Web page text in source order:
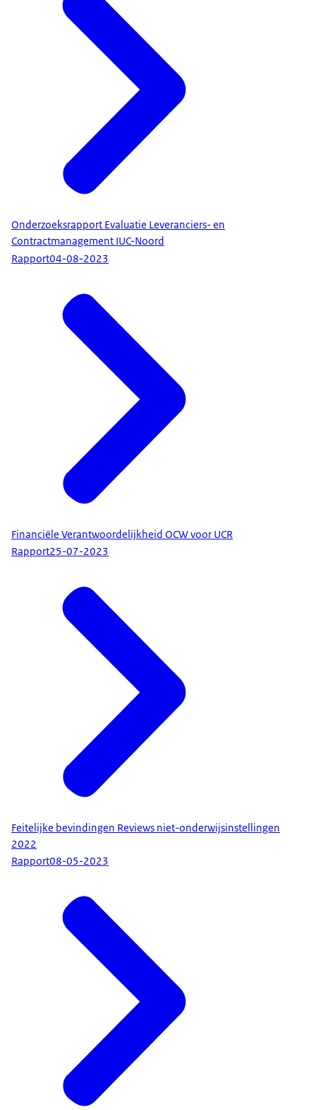
Onderzoeksrapport Evaluatie Leveranciers- en
Contractmanagement IUC-Noord
Rapport04-08-2023
Financiële Verantwoordelijkheid OCW voor UCR
Rapport25-07-2023
Feitelijke bevindingen Reviews niet-onderwijsinstellingen
2022
Rapport08-05-2023